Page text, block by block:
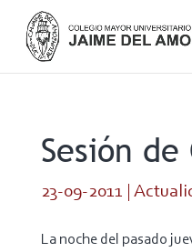
Sesión de
23-09-2011
La noche del pasado